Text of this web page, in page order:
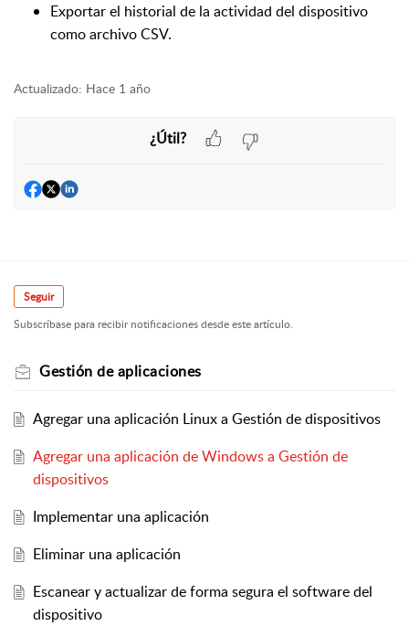
Exportar el historial de la actividad del dispositivo
como archivo CSV.
Actualizado: Hace 1 año
¿Útil?
Seguir
Subscríbase para recibir notificaciones desde este artículo.
Gestión de aplicaciones
Agregar una aplicación Linux a Gestión de dispositivos
Agregar una aplicación de Windows a Gestión de
dispositivos
Implementar una aplicación
Eliminar una aplicación
Escanear y actualizar de forma segura el software del
dispositivo